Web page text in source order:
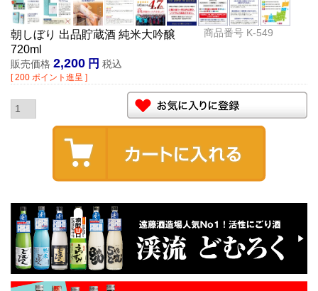
朝しぼり 出品貯蔵酒 純米大吟醸
720ml
商品番号 K-549
販売価格 2,200 税込
[ 200 ポイント進呈 ]